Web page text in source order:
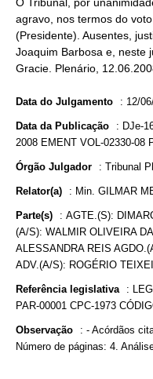
O Tribunal, por
agravo, nos termos do
(Presidente). Ausentes,
Joaquim Barbosa e, neste
Gracie. Plenário,
Data do Julgamento : 12/
Data da Publicação : DJe-
2008 EMENT VOL-02330-08
Órgão Julgador : Tribunal
Relator(a) : Min. GILMAR
Parte(s) : AGTE.(S):
(A/S): WALMIR OLIVEIRA
ALESSANDRA REIS
ADV.(A/S): ROGÉRIO
Referência legislativa :
PAR-00001 CPC-1973
Observação : - Acórdãos
Número de páginas: 4.